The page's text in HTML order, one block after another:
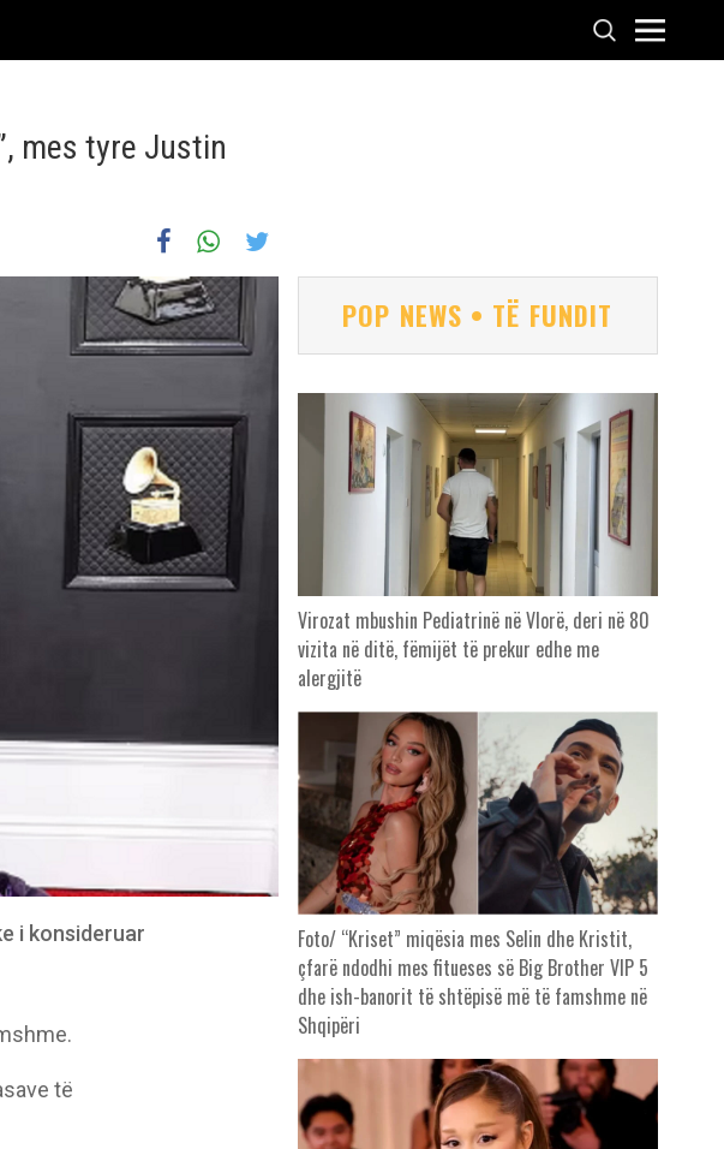
mes tyre Justin
i konsideruar
të
POP NEWS • TË FUNDIT
Virozat mbushin Pediatrinë në Vlorë, deri në 80
vizita në ditë, fëmijët të prekur edhe me
alergjitë
Foto/ “Kriset” miqësia mes Selin dhe Kristit,
çfarë ndodhi mes fitueses së Big Brother VIP 5
dhe ish-banorit të shtëpisë më të famshme në
Shqipëri